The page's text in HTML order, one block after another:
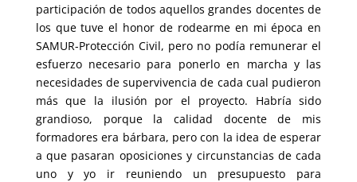
participación de todos aquellos grandes docentes de
los que tuve el honor de rodearme en mi época en
SAMUR-Protección Civil, pero no podía remunerar el
esfuerzo necesario para ponerlo en marcha y las
necesidades de supervivencia de cada cual pudieron
más que la ilusión por el proyecto. Habría sido
grandioso, porque la calidad docente de mis
formadores era bárbara, pero con la idea de esperar
a que pasaran oposiciones y circunstancias de cada
uno y yo ir reuniendo un presupuesto para